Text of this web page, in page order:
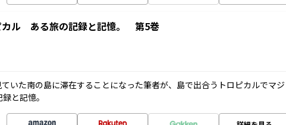
カル ある旅の記録と記憶。 第5巻
いた南の島に滞在することになった筆者が、島で出合うトロピカルでマジ
と記憶。